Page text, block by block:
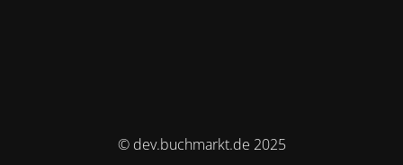
© dev.buchmarkt.de 2025